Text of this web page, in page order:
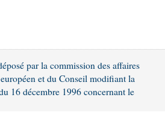
par la commission des affaires
et du Conseil modifiant la
16 décembre 1996 concernant le